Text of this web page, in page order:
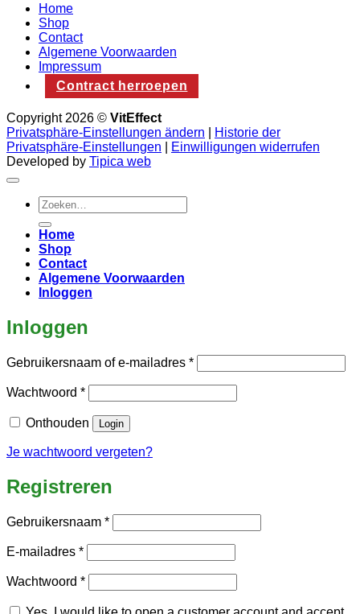
Home
Shop
Contact
Algemene Voorwaarden
Impressum
Contract herroepen
Copyright 2026 © VitEffect
Privatsphäre-Einstellungen ändern
Historie der
Privatsphäre-Einstellungen
Einwilligungen widerrufen
Developed by Tipica web
Zoeken
naar:
Home
Shop
Contact
Algemene Voorwaarden
Inloggen
Inloggen
Gebruikersnaam of e-mailadres *Vereist
Wachtwoord *Vereist
Onthouden Login
Je wachtwoord vergeten?
Registreren
Gebruikersnaam *Vereist
E-mailadres *Vereist
Wachtwoord *Vereist